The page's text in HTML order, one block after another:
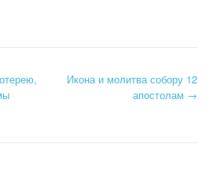
Икона и молитва собору 12
апостолам →